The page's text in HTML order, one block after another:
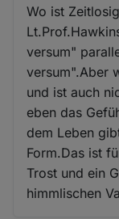
Wo ist
versum"
versum".Aber
und ist auch
eben das
dem Leben
Form.Das ist
Trost und ein
himmlischen